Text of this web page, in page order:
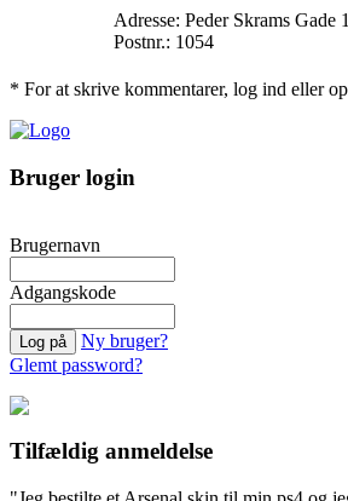
Adresse: Peder Skrams Gade
Postnr.: 1054
* For at skrive kommentarer, log ind eller
Bruger login
Brugernavn
Adgangskode
Ny bruger?
Glemt password?
Tilfældig anmeldelse